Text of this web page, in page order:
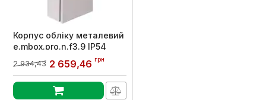
Корпус обліку металевий
e.mbox.pro.n.f3.9 IP54
лічильник, 9 мод. , з
внутр.дверцятами під
2 934,43 2 659,46 грн